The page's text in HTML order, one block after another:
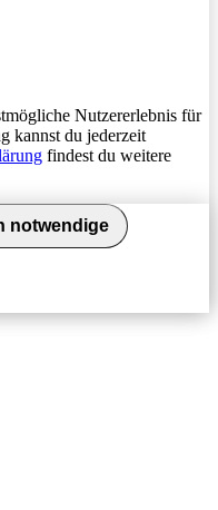
Nutzererlebnis für
kannst du jederzeit
findest du weitere
notwendige